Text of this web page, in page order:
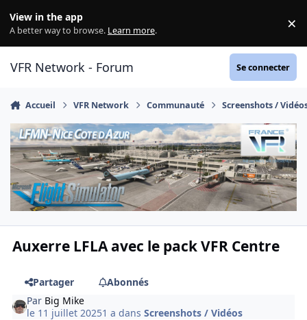
View in the app
A better way to browse. Learn more. ×
VFR Network - Forum Se connecter
Accueil VFR Network Communauté Screenshots /
Auxerre LFLA avec le pack VFR Centre
Partager
Abonnés
Par Big Mike
le 11 juillet 20251 a dansScreenshots / Vidéos